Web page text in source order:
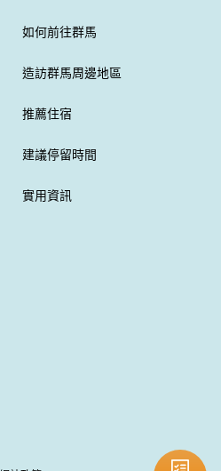
如何前往群馬
造訪群馬周邊地區
推薦住宿
建議停留時間
實用資訊